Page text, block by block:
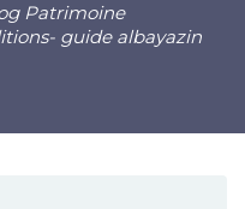
Patrimoine
guide albayazin